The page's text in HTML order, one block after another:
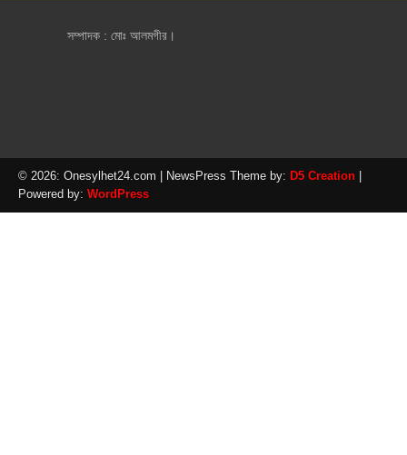
সম্পাদক : মোঃ আলমগীর।
© 2026: Onesylhet24.com | NewsPress Theme by: D5 Creation |
Powered by: WordPress